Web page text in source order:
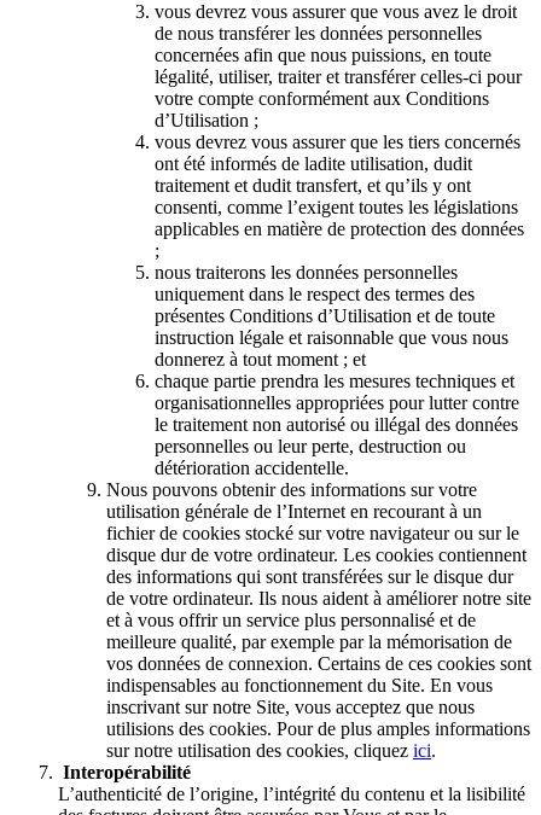
vous devrez vous assurer que vous avez le droit
de nous transférer les données personnelles
concernées afin que nous puissions, en toute
légalité, utiliser, traiter et transférer celles-ci pour
votre compte conformément aux Conditions
d’Utilisation ;
vous devrez vous assurer que les tiers concernés
ont été informés de ladite utilisation, dudit
traitement et dudit transfert, et qu’ils y ont
consenti, comme l’exigent toutes les législations
applicables en matière de protection des données
;
nous traiterons les données personnelles
uniquement dans le respect des termes des
présentes Conditions d’Utilisation et de toute
instruction légale et raisonnable que vous nous
donnerez à tout moment ; et
chaque partie prendra les mesures techniques et
organisationnelles appropriées pour lutter contre
le traitement non autorisé ou illégal des données
personnelles ou leur perte, destruction ou
détérioration accidentelle.
Nous pouvons obtenir des informations sur votre
utilisation générale de l’Internet en recourant à un
fichier de cookies stocké sur votre navigateur ou sur le
disque dur de votre ordinateur. Les cookies contiennent
des informations qui sont transférées sur le disque dur
de votre ordinateur. Ils nous aident à améliorer notre site
et à vous offrir un service plus personnalisé et de
meilleure qualité, par exemple par la mémorisation de
vos données de connexion. Certains de ces cookies sont
indispensables au fonctionnement du Site. En vous
inscrivant sur notre Site, vous acceptez que nous
utilisions des cookies. Pour de plus amples informations
sur notre utilisation des cookies, cliquez ici.
Interopérabilité
L’authenticité de l’origine, l’intégrité du contenu et la lisibilité